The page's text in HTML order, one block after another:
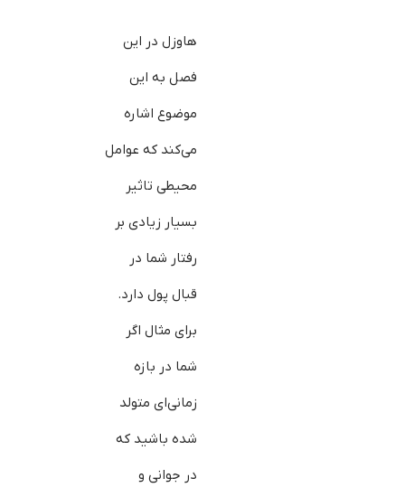
هاوزل در این
فصل به این
موضوع اشاره
می‌کند که عوامل
محیطی تاثیر
بسیار زیادی بر
رفتار شما در
قبال پول دارد.
برای مثال اگر
شما در بازه
زمانی‌ای متولد
شده باشید که
در جوانی و